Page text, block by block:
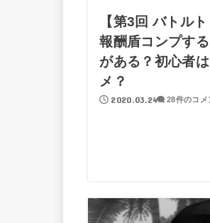
【第3回 バトル
報酬盾コンプす
がある？初心者
メ？
2020.03.24 28件のコメ